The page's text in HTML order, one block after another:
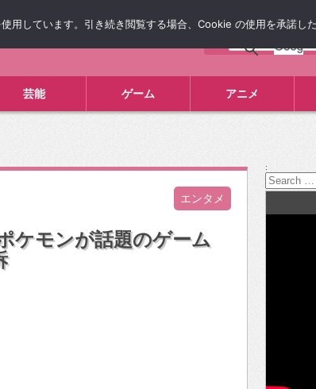
芸能 ゲーム アニメ
エンタメ
モンが話題のゲーム
:
しています。引き続き閲覧する場合、Cookie の使用を承諾し